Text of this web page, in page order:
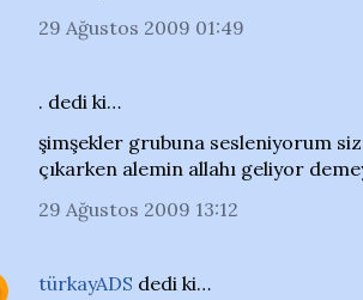
29 Ağustos 2009 01:49
. dedi ki…
şimşekler grubuna sesleniyorum
çıkarken alemin allahı geliyor
29 Ağustos 2009 13:12
türkayADS dedi ki…